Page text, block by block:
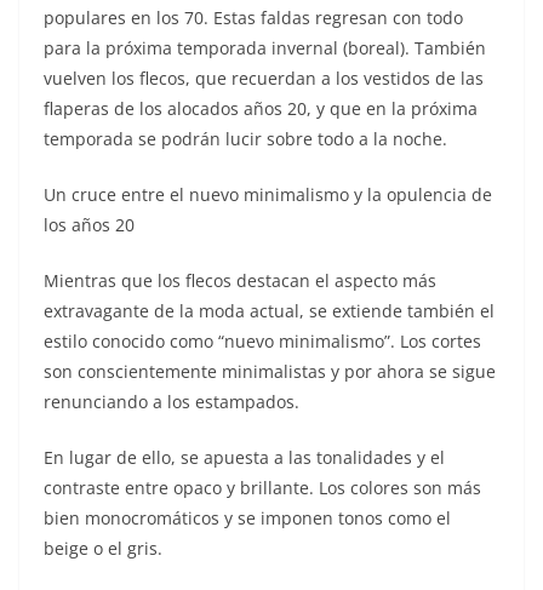
populares en los 70. Estas faldas regresan con todo
para la próxima temporada invernal (boreal). También
vuelven los flecos, que recuerdan a los vestidos de las
flaperas de los alocados años 20, y que en la próxima
temporada se podrán lucir sobre todo a la noche.
Un cruce entre el nuevo minimalismo y la opulencia de
los años 20
Mientras que los flecos destacan el aspecto más
extravagante de la moda actual, se extiende también el
estilo conocido como “nuevo minimalismo”. Los cortes
son conscientemente minimalistas y por ahora se sigue
renunciando a los estampados.
En lugar de ello, se apuesta a las tonalidades y el
contraste entre opaco y brillante. Los colores son más
bien monocromáticos y se imponen tonos como el
beige o el gris.